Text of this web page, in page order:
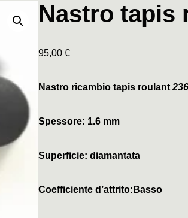
Nastro tapis
95,00 €
Nastro ricambio tapis roulant
Spessore: 1.6 mm
Superficie: diamantata
Coefficiente d’attrito:Basso